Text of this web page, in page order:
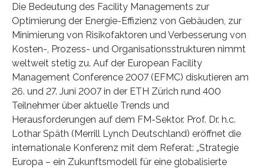
Die Bedeutung des Facility Managements zur
Optimierung der Energie-Effizienz von Gebäuden, zur
Minimierung von Risikofaktoren und Verbesserung von
Kosten-, Prozess- und Organisationsstrukturen nimmt
weltweit stetig zu. Auf der European Facility
Management Conference 2007 (EFMC) diskutieren am
26. und 27. Juni 2007 in der ETH Zürich rund 400
Teilnehmer über aktuelle Trends und
Herausforderungen auf dem FM-Sektor. Prof. Dr. h.c.
Lothar Späth (Merrill Lynch Deutschland) eröffnet die
internationale Konferenz mit dem Referat: „Strategie
Europa – ein Zukunftsmodell für eine globalisierte